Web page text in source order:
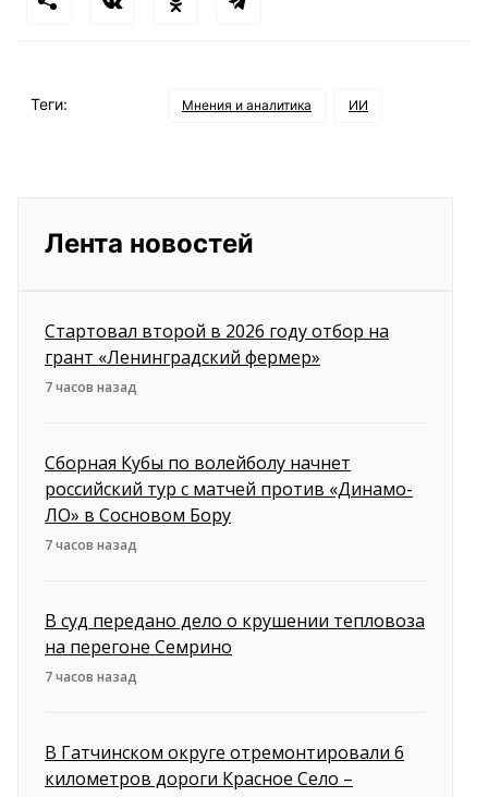
Теги: Мнения и аналитика ИИ
Лента новостей
Стартовал второй в 2026 году отбор на
грант «Ленинградский фермер»
7 часов назад
Сборная Кубы по волейболу начнет
российский тур с матчей против «Динамо-
ЛО» в Сосновом Бору
7 часов назад
В суд передано дело о крушении тепловоза
на перегоне Семрино
7 часов назад
В Гатчинском округе отремонтировали 6
километров дороги Красное Село –